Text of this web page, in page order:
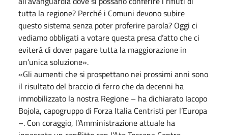
tutta la regione? Perché i Comuni devono subire
questo sistema senza poter proferire parola? Oggi ci
vediamo obbligati a votare questa presa d’atto che ci
eviterà di dover pagare tutta la maggiorazione in
un’unica soluzione».
«Gli aumenti che si prospettano nei prossimi anni sono
il risultato del braccio di ferro che da decenni ha
immobilizzato la nostra Regione – ha dichiarato Iacopo
Bojola, capogruppo di Forza Italia Centristi per l’Europa
–. Con coraggio, l’Amministrazione attuale ha